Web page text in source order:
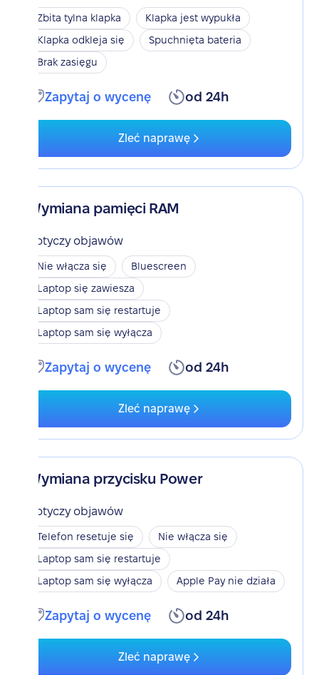
Zbita tylna klapka
Klapka jest wypukła
Klapka odkleja się
Spuchnięta bateria
Brak zasięgu
Zapytaj o wycenę od 24h
Zleć naprawę
Wymiana pamięci RAM
Dotyczy objawów
Nie włącza się
Bluescreen
Laptop się zawiesza
Laptop sam się restartuje
Laptop sam się wyłącza
Zapytaj o wycenę od 24h
Zleć naprawę
Wymiana przycisku Power
Dotyczy objawów
Telefon resetuje się
Nie włącza się
Laptop sam się restartuje
Laptop sam się wyłącza
Apple Pay nie działa
Zapytaj o wycenę od 24h
Zleć naprawę